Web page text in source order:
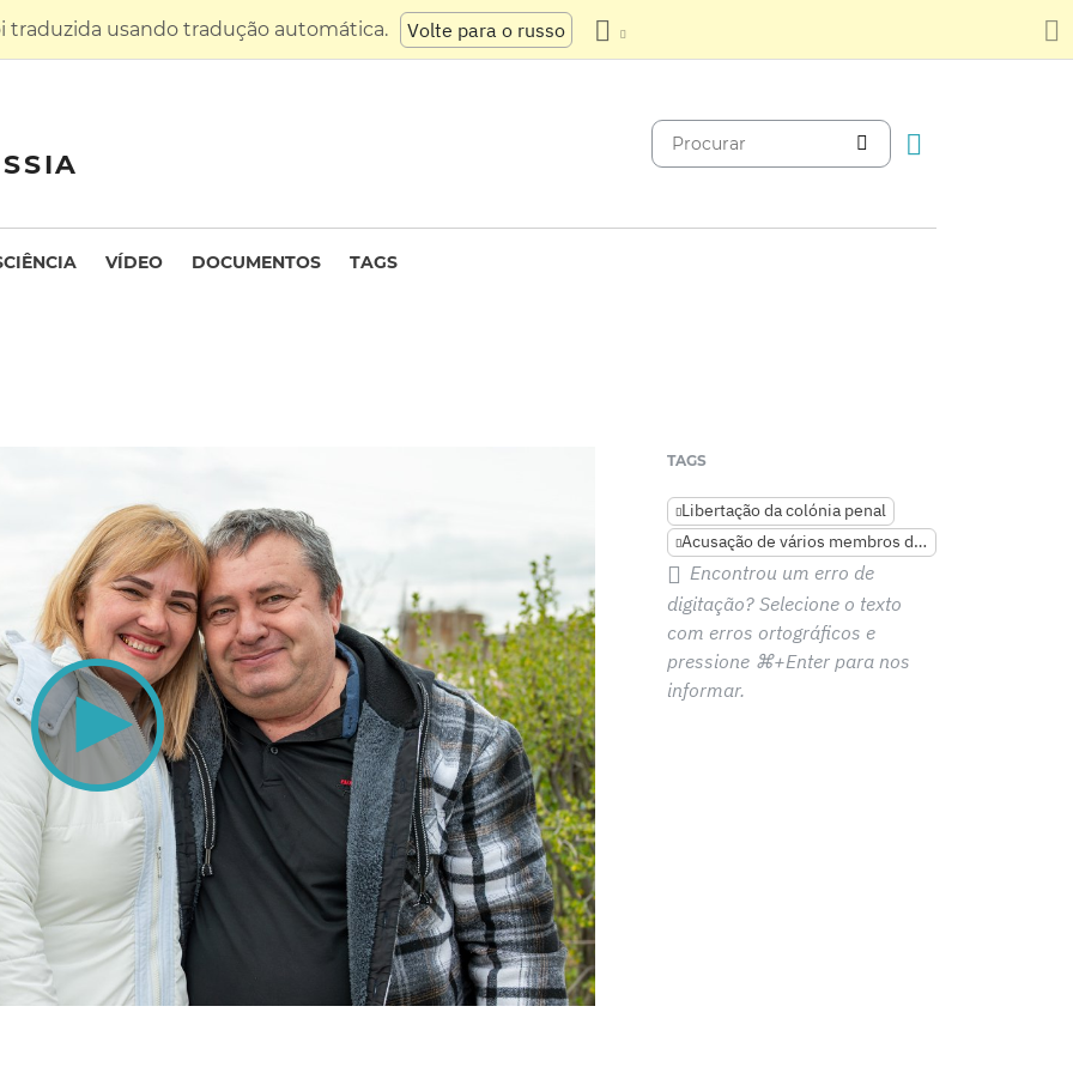
traduzida usando tradução automática. Volte para o russo
VÍDEO DOCUMENTOS TAGS
TAGS
Libertação da colónia penal
Acusação de vários membros da família
Encontrou um erro de
digitação? Selecione o texto
com erros ortográficos e
pressione ⌘+Enter para nos
informar.